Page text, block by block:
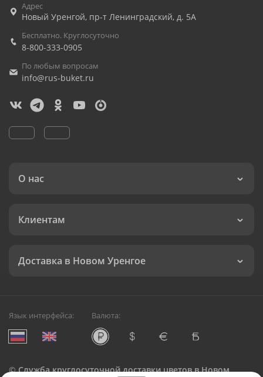
Адрес
Новый Уренгой, пр-т Ленинградский, д. 5А
Бесплатно. Круглосуточно
8-800-333-0905
По любым вопросам
info@rus-buket.ru
О нас
Клиентам
Доставка в Новом Уренгое
Язык интерфейса: Валюта:
©Служба круглосуточной доставки цветов в Новом